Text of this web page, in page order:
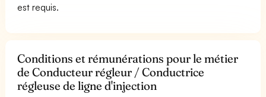
est requis.
Conditions et rémunérations pour le métier
de Conducteur régleur / Conductrice
régleuse de ligne d'injection